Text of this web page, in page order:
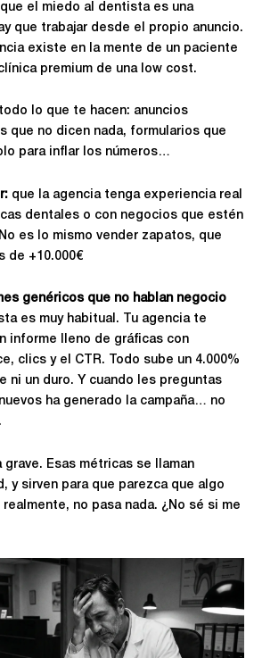
el miedo al dentista es una
que trabajar desde el propio anuncio.
existe en la mente de un paciente
premium de una low cost.
lo que te hacen: anuncios
que no dicen nada, formularios que
para inflar los números…
que la agencia tenga experiencia real
dentales o con negocios que estén
es lo mismo vender zapatos, que
de +10.000€
genéricos que no hablan negocio
es muy habitual. Tu agencia te
informe lleno de gráficas con
clics y el CTR. Todo sube un 4.000%
ni un duro. Y cuando les preguntas
ha generado la campaña… no
grave. Esas métricas se llaman
y sirven para que parezca que algo
no pasa nada. ¿No sé si me